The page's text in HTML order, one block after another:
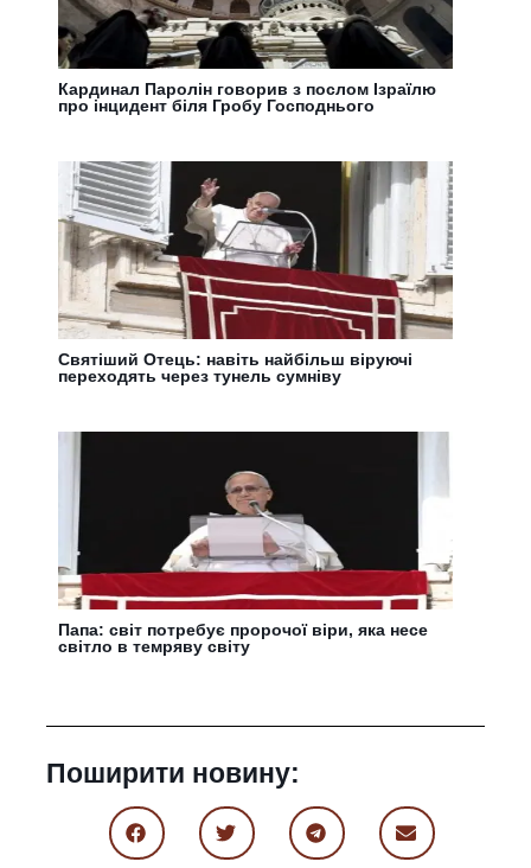
Кардинал Паролін говорив з послом Ізраїлю
про інцидент біля Гробу Господнього
Святіший Отець: навіть найбільш віруючі
переходять через тунель сумніву
Папа: світ потребує пророчої віри, яка несе
світло в темряву світу
Поширити новину: